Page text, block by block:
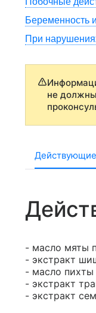
Беременность
При
не
- масло мяты
- экстракт
- масло пихты
- экстракт
- экстракт